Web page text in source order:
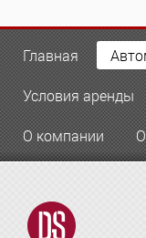
Главная
Условия аренды
О компании